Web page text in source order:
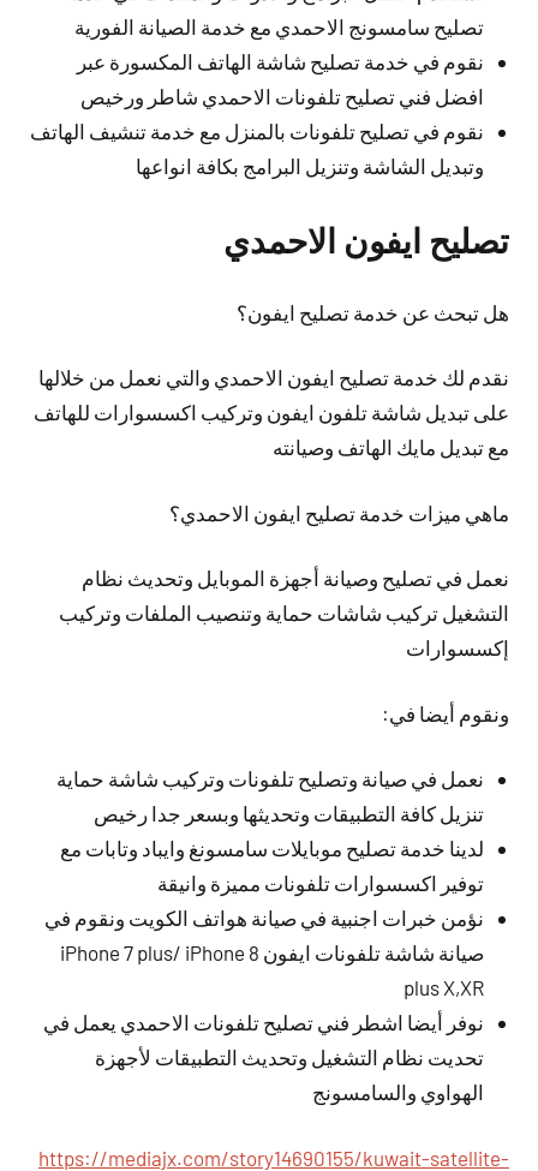
تصليح سامسونج الاحمدي مع خدمة الصيانة الفورية
نقوم في خدمة تصليح شاشة الهاتف المكسورة عبر
افضل فني تصليح تلفونات الاحمدي شاطر ورخيص
نقوم في تصليح تلفونات بالمنزل مع خدمة تنشيف الهاتف
وتبديل الشاشة وتنزيل البرامج بكافة انواعها
تصليح ايفون الاحمدي
هل تبحث عن خدمة تصليح ايفون؟
نقدم لك خدمة تصليح ايفون الاحمدي والتي نعمل من خلالها
على تبديل شاشة تلفون ايفون وتركيب اكسسوارات للهاتف
مع تبديل مايك الهاتف وصيانته
ماهي ميزات خدمة تصليح ايفون الاحمدي؟
نعمل في تصليح وصيانة أجهزة الموبايل وتحديث نظام
التشغيل تركيب شاشات حماية وتنصيب الملفات وتركيب
إكسسوارات
ونقوم أيضا في:
نعمل في صيانة وتصليح تلفونات وتركيب شاشة حماية
تنزيل كافة التطبيقات وتحديثها وبسعر جدا رخيص
لدينا خدمة تصليح موبايلات سامسونغ وايباد وتابات مع
توفير اكسسوارات تلفونات مميزة وانيقة
نؤمن خبرات اجنبية في صيانة هواتف الكويت ونقوم في
صيانة شاشة تلفونات ايفون iPhone 7 plus/ iPhone 8
plus X,XR
نوفر أيضا اشطر فني تصليح تلفونات الاحمدي يعمل في
تحديت نظام التشغيل وتحديث التطبيقات لأجهزة
الهواوي والسامسونج
https://mediajx.com/story14690155/kuwait-satellite-